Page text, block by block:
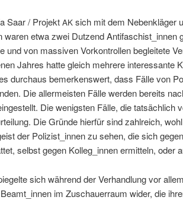
Saar / Pro­jekt AKsich mit dem Neben­kläger
waren etwa zwei Dutzend Antifaschist_innen
und von mas­siv­en Vorkon­trollen begleit­ete
Jahres hat­te gle­ich mehrere inter­es­sante
dur­chaus bemerkenswert, dass Fälle von
Die aller­meis­ten Fälle wer­den bere­its
Die wenig­sten Fälle, die tat­säch­lich
Die Gründe hier­für sind zahlre­ich,
der Polizist_innen zu sehen, die sich
selb­st gegen Kolleg_innen ermit­teln, oder
sich während der Ver­hand­lung vor
im Zuschauer­raum wider, die